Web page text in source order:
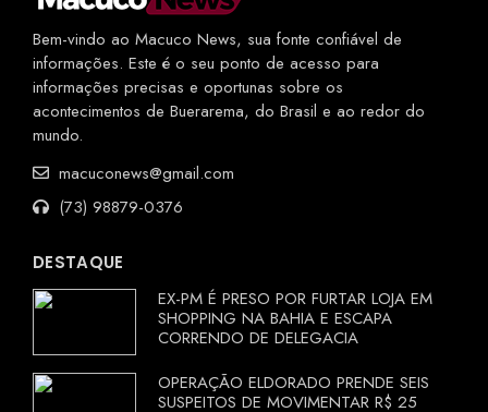
Bem-vindo ao Macuco News, sua fonte confiável de
informações. Este é o seu ponto de acesso para
informações precisas e oportunas sobre os
acontecimentos de Buerarema, do Brasil e ao redor do
mundo.
macuconews@gmail.com
(73) 98879-0376
DESTAQUE
EX-PM É PRESO POR FURTAR LOJA EM
SHOPPING NA BAHIA E ESCAPA
CORRENDO DE DELEGACIA
OPERAÇÃO ELDORADO PRENDE SEIS
SUSPEITOS DE MOVIMENTAR R$ 25